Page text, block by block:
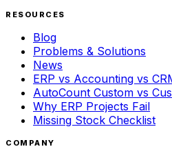
RESOURCES
Blog
Problems & Solutions
News
ERP vs Accounting vs
AutoCount Custom vs
Why ERP Projects Fail
Missing Stock Checklist
COMPANY